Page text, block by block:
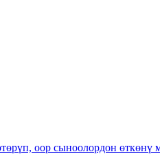
оор сыноолордон өткөнү